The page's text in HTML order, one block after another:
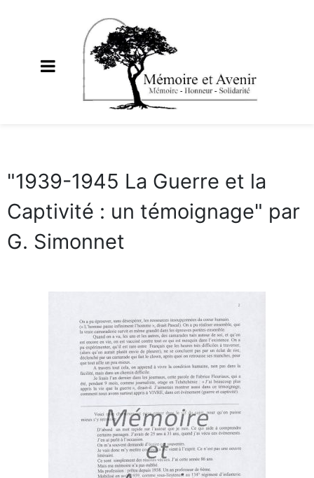
"1939-1945 La Guerre et la
Captivité : un témoignage" par
G. Simonnet